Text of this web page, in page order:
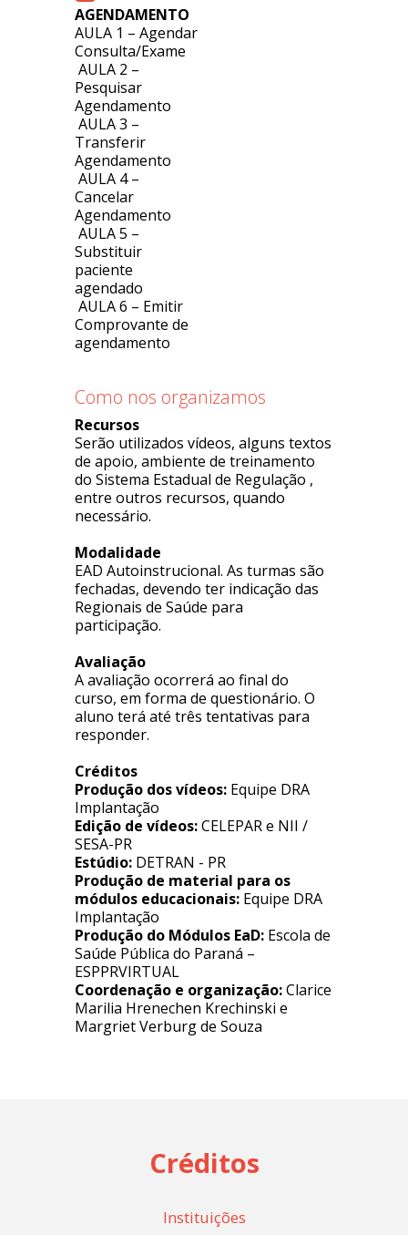
AGENDAMENTO
AULA 1 – Agendar
Consulta/Exame
AULA 2 –
Pesquisar
Agendamento
AULA 3 –
Transferir
Agendamento
AULA 4 –
Cancelar
Agendamento
AULA 5 –
Substituir
paciente
agendado
AULA 6 – Emitir
Comprovante de
agendamento
Como nos organizamos
Recursos
Serão utilizados vídeos, alguns textos
de apoio, ambiente de treinamento
do Sistema Estadual de Regulação ,
entre outros recursos, quando
necessário.
Modalidade
EAD Autoinstrucional. As turmas são
fechadas, devendo ter indicação das
Regionais de Saúde para
participação.
Avaliação
A avaliação ocorrerá ao final do
curso, em forma de questionário. O
aluno terá até três tentativas para
responder.
Créditos
Produção dos vídeos: Equipe DRA
Implantação
Edição de vídeos:CELEPAR e NII /
SESA-PR
Estúdio: DETRAN - PR
Produção de material para os
módulos educacionais: Equipe DRA
Implantação
Produção do Módulos EaD: Escola de
Saúde Pública do Paraná –
ESPPRVIRTUAL
Coordenação e organização:Clarice
Marilia Hrenechen Krechinski e
Margriet Verburg de Souza
Créditos
Instituições